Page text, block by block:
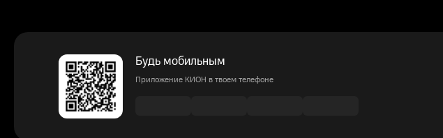
Будь мобильным
Приложение КИОН в твоем телефоне